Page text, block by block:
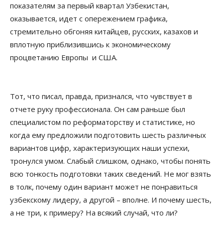
показателям за первый квартал Узбекистан,
оказывается, идет с опережением графика,
стремительно обгоняя китайцев, русских, казахов и
вплотную приблизившись к экономическому
процветанию Европы и США.
Тот, что писал, правда, признался, что чувствует в
отчете руку профессионала. Он сам раньше был
специалистом по реформаторству и статистике, но
когда ему предложили подготовить шесть различных
вариантов цифр, характеризующих наши успехи,
тронулся умом. Слабый слишком, однако, чтобы понять
всю тонкость подготовки таких сведений. Не мог взять
в толк, почему один вариант может не понравиться
узбекскому лидеру, а другой – вполне. И почему шесть,
а не три, к примеру? На всякий случай, что ли?